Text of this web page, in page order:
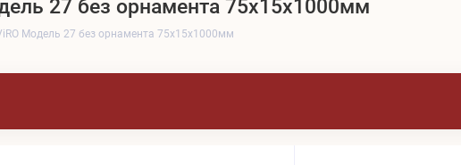
27 без орнамента 75x15x1000мм
Модель 27 без орнамента 75x15x1000мм